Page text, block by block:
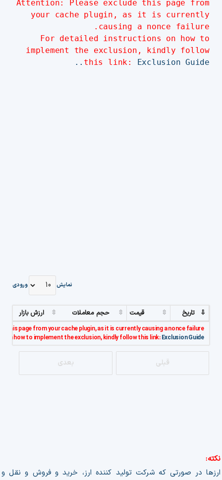
Attention: Please exclude this page from
your cache plugin, as it is currently
causing a nonce failure.
For detailed instructions on how to
implement the exclusion, kindly follow
this link: Exclusion Guide..
نمایش ورودی
قبلی بعدی
تاریخ قیمت حجم معاملات ارزش بازار
this page from your cache plugin, as it is currently causing a nonce failure.
on how to implement the exclusion, kindly follow this link:Exclusion Guide..
نکته:
ارزها در صورتی که شرکت تولید کننده ارز، خرید و فروش و نقل و